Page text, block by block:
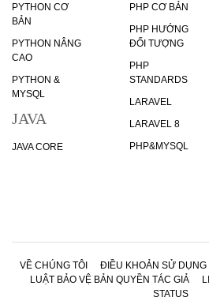
PYTHON CƠ
BẢN
PYTHON NÂNG
CAO
PYTHON &
MYSQL
JAVA
JAVA CORE
PHP CƠ BẢN
PHP HƯỚNG
ĐỐI TƯỢNG
PHP
STANDARDS
LARAVEL
LARAVEL 8
PHP&MYSQL
VỀ CHÚNG TÔI ĐIỀU KHOẢN SỬ DỤNG
LUẬT BẢO VỆ BẢN QUYỀN TÁC GIẢ
STATUS